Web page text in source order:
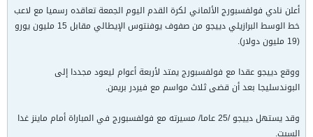
أعلن نادي فولفسبورج الألماني لكرة القدم اليوم الجمعة تعاقده رسميا مع لاعب
خط الوسط البرازيلي دييجو من صفوف يوفنتوس الإيطالي مقابل 15 مليون يورو
(19 مليون دولار).
ووقع دييجو عقدا مع فولفسبورج يمتد لأربعة أعوام ليعود مجددا إلى
البوندسليجا بعد أن قضى ثلاث مواسم مع فيردر بريمن.
وقد يستهل دييجو /25 عاما/ مسيرته مع فولفسبورج في المباراة أمام ماينز غدا
السبت.